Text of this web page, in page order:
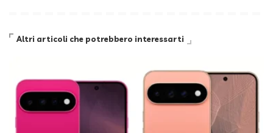
Altri articoli che potrebbero interessarti